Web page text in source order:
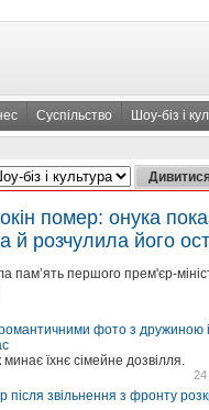
Суспільство Шоу-біз і
помер: онука
й розчулила його
пам’ять першого прем'єр-
фото з дружиною
їхнє сімейне дозвілля.
24
після звільнення з фронту